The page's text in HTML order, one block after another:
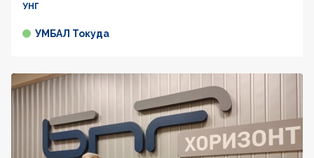
УНГ
УМБАЛ Токуда